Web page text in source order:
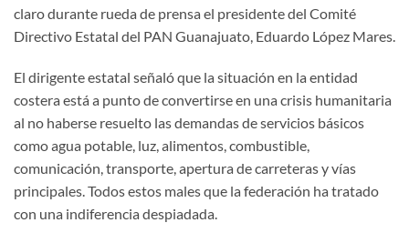
claro durante rueda de prensa el presidente del Comité
Directivo Estatal del PAN Guanajuato, Eduardo López Mares.
El dirigente estatal señaló que la situación en la entidad
costera está a punto de convertirse en una crisis humanitaria
al no haberse resuelto las demandas de servicios básicos
como agua potable, luz, alimentos, combustible,
comunicación, transporte, apertura de carreteras y vías
principales. Todos estos males que la federación ha tratado
con una indiferencia despiadada.